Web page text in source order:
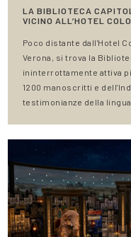
LA BIBLIOTECA
VICINO ALL’HOTEL
Poco distante dall'Hotel
Verona, si trova la
ininterrottamente attiva
1200 manoscritti e
testimonianze della